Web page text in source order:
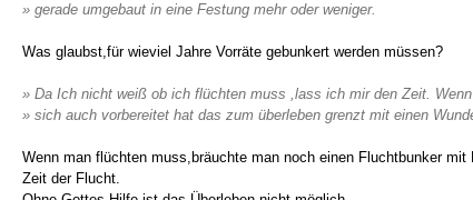
» gerade umgebaut in eine Festung mehr oder weniger.
Was glaubst,für wieviel Jahre Vorräte gebunkert werden müssen?
» Da Ich nicht weiß ob ich flüchten muss ,lass ich mir den Zeit.
» sich auch vorbereitet hat das zum überleben grenzt mit einen
Wenn man flüchten muss,bräuchte man noch einen Fluchtbunker
Zeit der Flucht.